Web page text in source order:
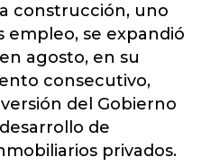
construcción, uno
empleo, se expandió
agosto, en su
consecutivo,
del Gobierno
de
privados.